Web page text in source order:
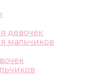
девочек
мальчиков